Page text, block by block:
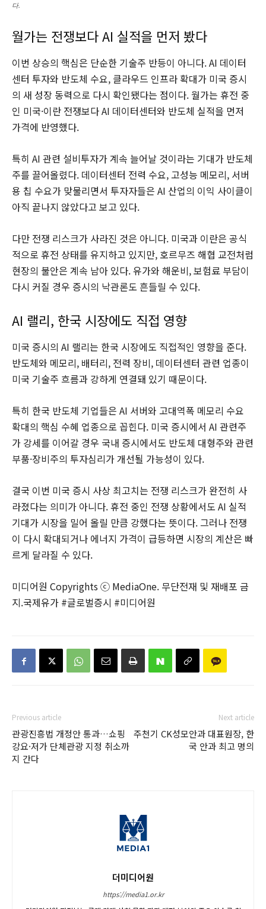
다.
월가는 전쟁보다 AI 실적을 먼저 봤다
이번 상승의 핵심은 단순한 기술주 반등이 아니다. AI 데이터
센터 투자와 반도체 수요, 클라우드 인프라 확대가 미국 증시
의 새 성장 동력으로 다시 확인됐다는 점이다. 월가는 휴전 중
인 미국·이란 전쟁보다 AI 데이터센터와 반도체 실적을 먼저
가격에 반영했다.
특히 AI 관련 설비투자가 계속 늘어날 것이라는 기대가 반도체
주를 끌어올렸다. 데이터센터 전력 수요, 고성능 메모리, 서버
용 칩 수요가 맞물리면서 투자자들은 AI 산업의 이익 사이클이
아직 끝나지 않았다고 보고 있다.
다만 전쟁 리스크가 사라진 것은 아니다. 미국과 이란은 공식
적으로 휴전 상태를 유지하고 있지만, 호르무즈 해협 교전처럼
현장의 불안은 계속 남아 있다. 유가와 해운비, 보험료 부담이
다시 커질 경우 증시의 낙관론도 흔들릴 수 있다.
AI 랠리, 한국 시장에도 직접 영향
미국 증시의 AI 랠리는 한국 시장에도 직접적인 영향을 준다.
반도체와 메모리, 배터리, 전력 장비, 데이터센터 관련 업종이
미국 기술주 흐름과 강하게 연결돼 있기 때문이다.
특히 한국 반도체 기업들은 AI 서버와 고대역폭 메모리 수요
확대의 핵심 수혜 업종으로 꼽힌다. 미국 증시에서 AI 관련주
가 강세를 이어갈 경우 국내 증시에서도 반도체 대형주와 관련
부품·장비주의 투자심리가 개선될 가능성이 있다.
결국 이번 미국 증시 사상 최고치는 전쟁 리스크가 완전히 사
라졌다는 의미가 아니다. 휴전 중인 전쟁 상황에서도 AI 실적
기대가 시장을 밀어 올릴 만큼 강했다는 뜻이다. 그러나 전쟁
이 다시 확대되거나 에너지 가격이 급등하면 시장의 계산은 빠
르게 달라질 수 있다.
미디어원 Copyrights ⓒ MediaOne. 무단전재 및 재배포 금
지.국제유가 #글로벌증시 #미디어원
Previous article
관광진흥법 개정안 통과…쇼핑
강요·저가 단체관광 지정 취소까
지 간다
Next article
주천기 CK성모안과 대표원장, 한
국 안과 최고 명의
더미디어원
https://media1.or.kr